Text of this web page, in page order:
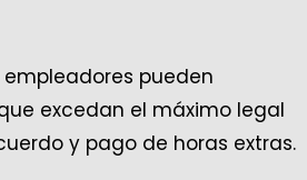
empleadores pueden
excedan el máximo legal
y pago de horas extras.